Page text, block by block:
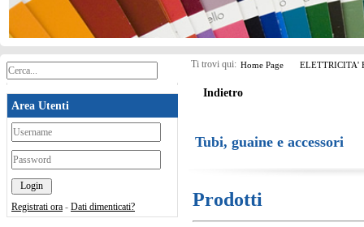
Area Utenti
*
*
Registrati ora - Dati dimenticati?
Ti trovi qui: Home Page ELETTRICITA'
Indietro
Tubi, guaine e accessori
Prodotti